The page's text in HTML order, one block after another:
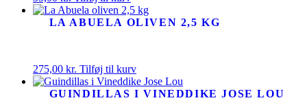
LA ABUELA OLIVEN 2,5 KG
275,00 kr. Tilføj til kurv
GUINDILLAS I VINEDDIKE JOSE LOU